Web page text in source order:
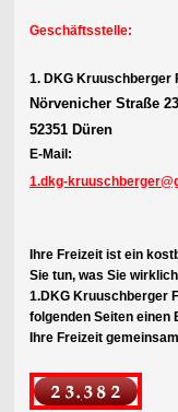
Geschäftsstelle:
1. DKG Kruuschberger
Nörvenicher Straße 23
52351 Düren
E-Mail:
1.dkg-
Ihre Freizeit ist ein
Sie tun, was Sie
1.DKG Kruuschberger
folgenden Seiten einen
Ihre Freizeit